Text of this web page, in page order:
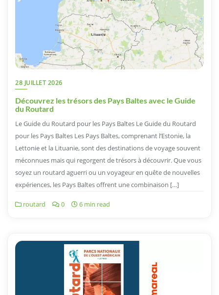
28 JUILLET 2026
Découvrez les trésors des Pays Baltes avec le Guide
du Routard
Le Guide du Routard pour les Pays Baltes Le Guide du Routard
pour les Pays Baltes Les Pays Baltes, comprenant l’Estonie, la
Lettonie et la Lituanie, sont des destinations de voyage souvent
méconnues mais qui regorgent de trésors à découvrir. Que vous
soyez un routard aguerri ou un voyageur en quête de nouvelles
expériences, les Pays Baltes offrent une combinaison […]
routard 0 6 min read